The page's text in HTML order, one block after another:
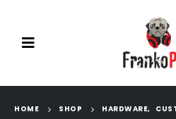
HOME SHOP HARDWARE,